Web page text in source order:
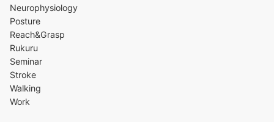
Neurophysiology
Posture
Reach&Grasp
Rukuru
Seminar
Stroke
Walking
Work